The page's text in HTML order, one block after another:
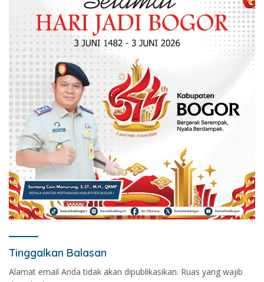
Tinggalkan Balasan
Alamat email Anda tidak akan dipublikasikan. Ruas yang wajib